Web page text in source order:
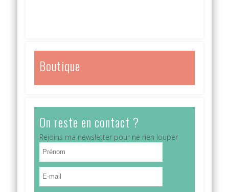
Boutique
On reste en contact ?
Rejoins ma newsletter pour ne rien louper